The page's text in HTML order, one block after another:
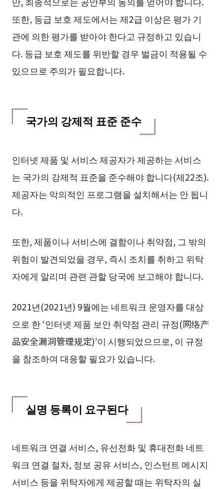
또한, 등급 보호 제도에서는 제2급 이상은 평가 기
관에 의한 평가를 받아야 한다고 규정하고 있습니
다. 등급 보호 제도를 위반할 경우 벌금이 적용될 수
있으므로 주의가 필요합니다.
국가의 강제적 표준 준수
인터넷 제품 및 서비스 제공자가 제공하는 서비스
는 국가의 강제적 표준을 준수해야 합니다(제22조).
제공자는 악의적인 프로그램을 설치해서는 안 됩니
다.
또한, 제품이나 서비스에 결함이나 취약점, 그 밖의
위험이 발견되었을 경우, 즉시 조치를 취하고 위탁
자에게 알리며 관련 관할 당국에 보고해야 합니다.
2021년(2021년) 9월에는 네트워크 운영자를 대상
으로 한 ‘인터넷 제품 보안 취약점 관리 규정(网络产
品安全漏洞管理规定)’이 시행되었으므로, 이 규정
을 참조하여 대응할 필요가 있습니다.
실명 등록이 요구된다
네트워크 연결 서비스, 유선전화 및 휴대전화 네트
워크 연결 절차, 정보 공유 서비스, 인스턴트 메시지
서비스 등을 위탁자에게 제공할 때는 위탁자의 실